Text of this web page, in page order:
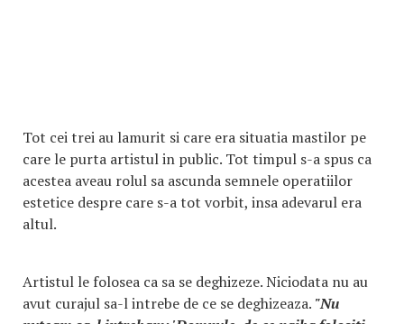
Tot cei trei au lamurit si care era situatia mastilor pe
care le purta artistul in public. Tot timpul s-a spus ca
acestea aveau rolul sa ascunda semnele operatiilor
estetice despre care s-a tot vorbit, insa adevarul era
altul.
Artistul le folosea ca sa se deghizeze. Niciodata nu au
avut curajul sa-l intrebe de ce se deghizeaza. "Nu